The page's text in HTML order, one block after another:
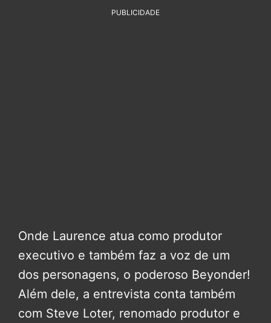
PUBLICIDADE
Onde Laurence atua como produtor
executivo e também faz a voz de um
dos personagens, o poderoso Beyonder!
Além dele, a entrevista conta também
com Steve Loter, renomado produtor e